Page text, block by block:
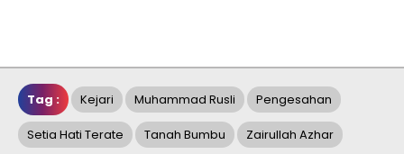
Tag : Kejari Muhammad Rusli Pengesahan
Setia Hati Terate Tanah Bumbu Zairullah Azhar